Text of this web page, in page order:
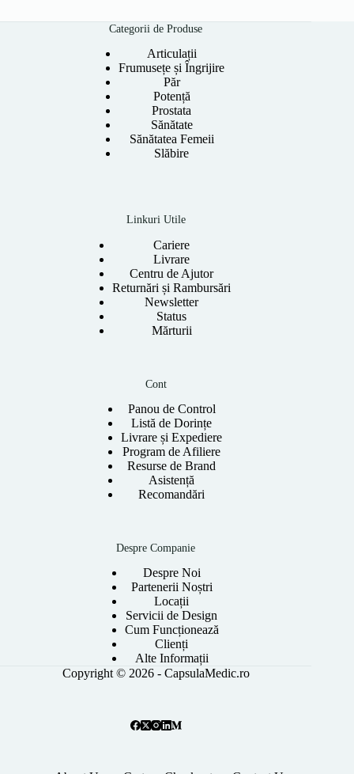
Categorii de Produse
Articulații
Frumusețe și Îngrijire
Păr
Potență
Prostata
Sănătate
Sănătatea Femeii
Slăbire
Linkuri Utile
Cariere
Livrare
Centru de Ajutor
Returnări și Rambursări
Newsletter
Status
Mărturii
Cont
Panou de Control
Listă de Dorințe
Livrare și Expediere
Program de Afiliere
Resurse de Brand
Asistență
Recomandări
Despre Companie
Despre Noi
Partenerii Noștri
Locații
Servicii de Design
Cum Funcționează
Clienți
Alte Informații
Copyright © 2026 - CapsulaMedic.ro